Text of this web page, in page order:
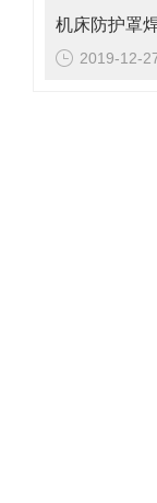
2019-12-